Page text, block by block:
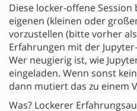
Diese locker-offene
eigenen (kleinen oder
vorzustellen (bitte vorher
Erfahrungen mit der
Wer neugierig ist, wie
eingeladen. Wenn sonst
dann mutiert das zu einem
Was? Lockerer